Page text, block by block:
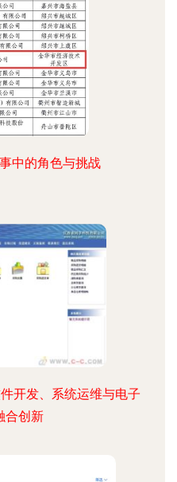
中的角色与挑战
开发、系统运维与电子
合创新